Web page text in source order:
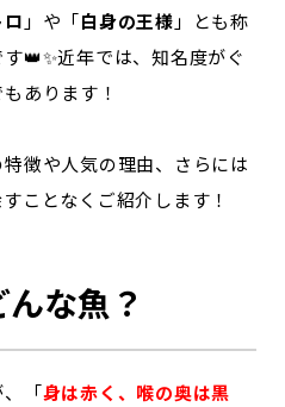
」や「白身の王様 」とも称
👑✨近年では、知名度がぐ
あります！
徴や人気の理由、さらには
ことなくご紹介します！
な魚？
、「身は赤く、喉の奥は黒